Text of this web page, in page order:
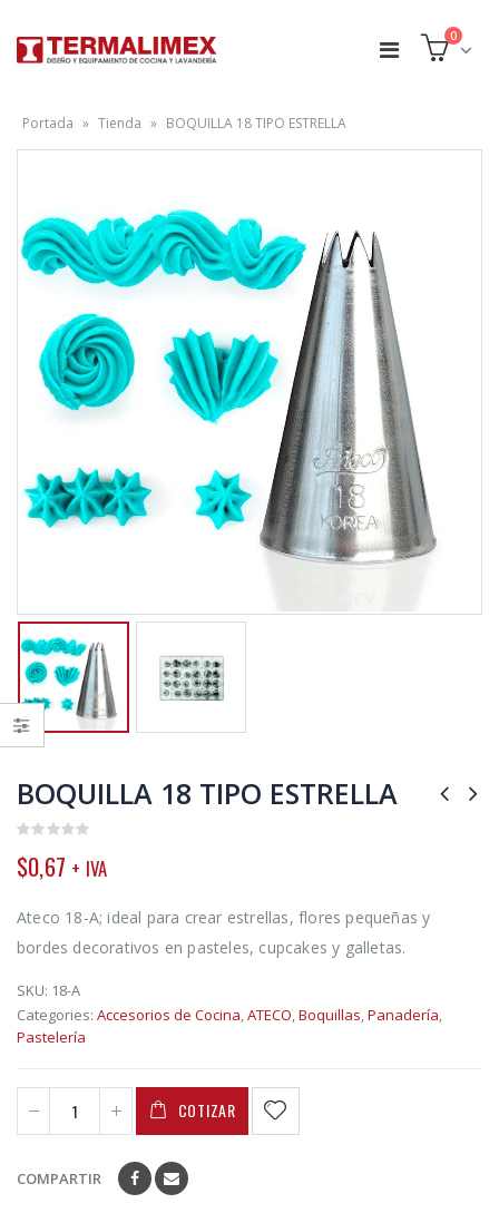
0
Portada » Tienda » BOQUILLA 18 TIPO ESTRELLA
BOQUILLA 18 TIPO ESTRELLA
out
of
$0,67 + IVA
Ateco 18-A; ideal para crear estrellas, flores pequeñas y
bordes decorativos en pasteles, cupcakes y galletas.
SKU: 18-A
Categories: Accesorios de Cocina,ATECO,Boquillas,Panadería,
Pastelería
COTIZAR
COMPARTIR